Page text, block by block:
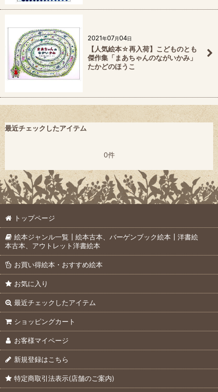
2021年07月04日
【人気絵本☆再入荷】こどものとも
傑作集「まあちゃんのながいかみ」
たかどのほうこ
最近チェックしたアイテム
0件
トップページ
絵本ジャンル一覧┃絵本古本、バーゲンブック絵本┃洋書絵
本古本、アウトレット洋書絵本
お買い得絵本・おすすめ絵本
お気に入り
最近チェックしたアイテム
ショッピングカート
お客様マイページ
新規登録はこちら
特定商取引法表示(店舗のご案内)